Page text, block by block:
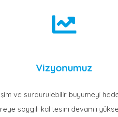
Vizyonumuz
ve sürdürülebilir büyümeyi
saygılı kalitesini devamlı